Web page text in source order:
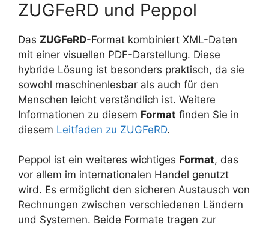
ZUGFeRD und Peppol
Das ZUGFeRD-Format kombiniert XML-Daten
mit einer visuellen PDF-Darstellung. Diese
hybride Lösung ist besonders praktisch, da sie
sowohl maschinenlesbar als auch für den
Menschen leicht verständlich ist. Weitere
Informationen zu diesem Format finden Sie in
diesem Leitfaden zu ZUGFeRD.
Peppol ist ein weiteres wichtiges Format, das
vor allem im internationalen Handel genutzt
wird. Es ermöglicht den sicheren Austausch von
Rechnungen zwischen verschiedenen Ländern
und Systemen. Beide Formate tragen zur